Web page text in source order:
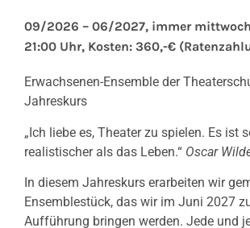
09/2026 – 06/2027, immer
21:00 Uhr, Kosten: 360,-€
Erwachsenen-Ensemble der
Jahreskurs
„Ich liebe es, Theater zu spielen. Es ist
realistischer als das Leben.“ Oscar
In diesem Jahreskurs erarbeiten wir
Ensemblestück, das wir im Juni 2027
Aufführung bringen werden. Jede und